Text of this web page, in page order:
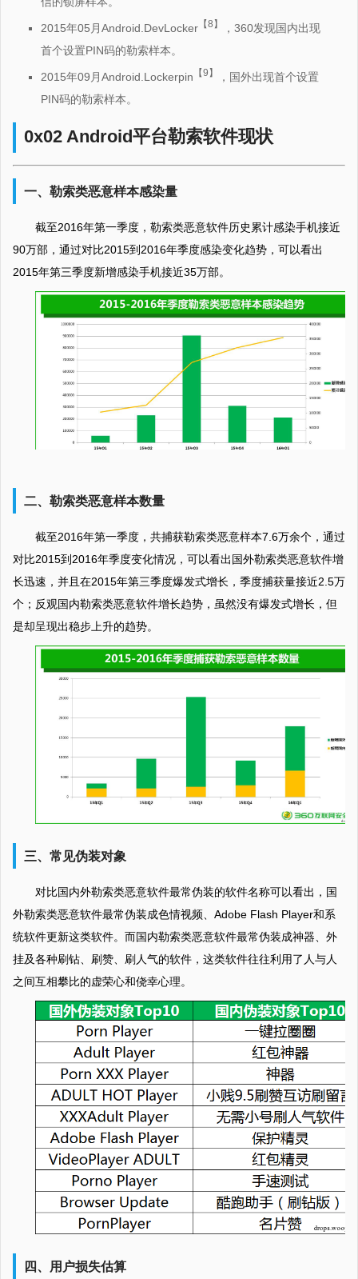
2015年05月Android.DevLocker 【8】
，360发现国内出现
首个设置PIN码的勒索样本。
2015年09月Android.Lockerpin 【9】
，国外出现首个设置
PIN码的勒索样本。
0x02 Android平台勒索软件现状
一、勒索类恶意样本感染量
截至2016年第一季度，勒索类恶意软件历史累计感染手机接近
90万部，通过对比2015到2016年季度感染变化趋势，可以看出
2015年第三季度新增感染手机接近35万部。
二、勒索类恶意样本数量
截至2016年第一季度，共捕获勒索类恶意样本7.6万余个，通过
对比2015到2016年季度变化情况，可以看出国外勒索类恶意软件增
长迅速，并且在2015年第三季度爆发式增长，季度捕获量接近2.5万
个；反观国内勒索类恶意软件增长趋势，虽然没有爆发式增长，但
是却呈现出稳步上升的趋势。
三、常见伪装对象
对比国内外勒索类恶意软件最常伪装的软件名称可以看出，国
外勒索类恶意软件最常伪装成色情视频、Adobe Flash Player和系
统软件更新这类软件。而国内勒索类恶意软件最常伪装成神器、外
挂及各种刷钻、刷赞、刷人气的软件，这类软件往往利用了人与人
之间互相攀比的虚荣心和侥幸心理。
四、用户损失估算